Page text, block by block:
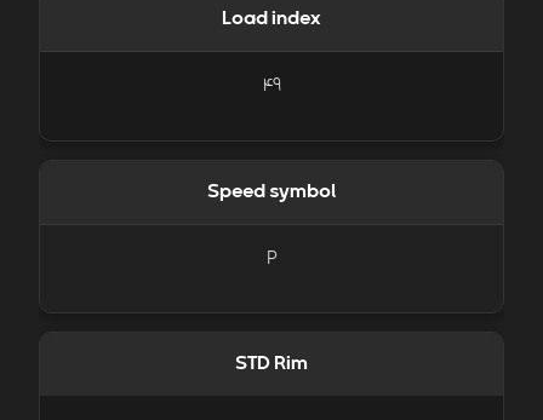
Load index
49
Speed symbol
P
STD Rim